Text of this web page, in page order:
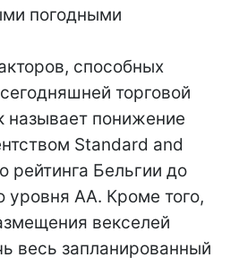
погодными
способных
торговой
называет понижение
Standard and
рейтинга Бельгии до
уровня АА. Кроме того,
векселей
весь запланированный